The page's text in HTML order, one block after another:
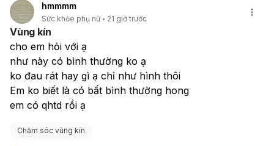
hmmmm
Sức khỏe phụ nữ 21 giờ trước
Vùng kín
cho em hỏi với ạ
như này có bình thường ko ạ
ko đau rát hay gì ạ chỉ như hình thôi
Em ko biết là có bất bình thường hong
em có qhtd rồi ạ
Chăm sóc vùng kín